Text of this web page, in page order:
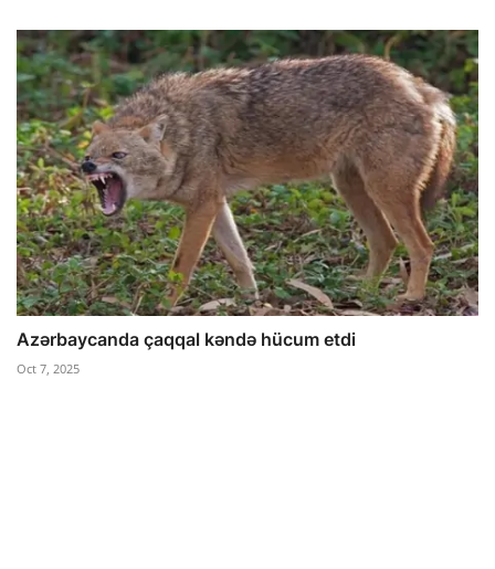
Azərbaycanda çaqqal kəndə hücum etdi
Oct 7, 2025